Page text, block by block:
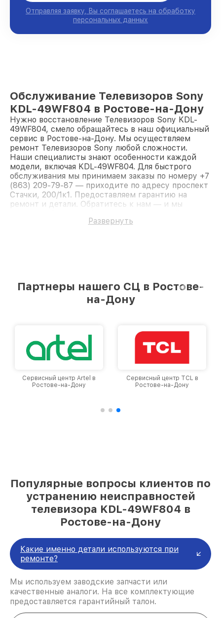
Отправляя заявку, Вы соглашаетесь на обработку
персональных данных
Обслуживание Телевизоров Sony
KDL-49WF804 в Ростове-на-Дону
Нужно восстановление Телевизоров Sony KDL-
49WF804, смело обращайтесь в наш официальный
сервис в Ростове-на-Дону. Мы осуществляем
ремонт Телевизоров Sony любой сложности.
Наши специалисты знают особенности каждой
модели, включая KDL-49WF804. Для быстрого
обслуживания мы принимаем заказы по номеру +7
(863) 209-79-87 — приходите по адресу проспект
Стачки, 200/1к1. Предоставляем гарантию на
ремонт и детали. Обратитесь к нам — и мы
Развернуть
Партнеры нашего СЦ в Ростове-
на-Дону
Сервисный центр Artel в
Ростове-на-Дону
Сервисный центр TCL в
Ростове-на-Дону
Популярные вопросы клиентов по
устранению неисправностей
телевизора KDL-49WF804 в
Ростове-на-Дону
Какие именно детали используются при
ремонте?
Мы используем заводские запчасти или
качественные аналоги. На все комплектующие
предоставляется гарантийный талон.